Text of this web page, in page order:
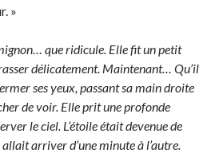
»
que ridicule. Elle fit un petit
délicatement. Maintenant… Qu’il
ses yeux, passant sa main droite
de voir. Elle prit une profonde
le ciel. L’étoile était devenue de
arriver d’une minute à l’autre.